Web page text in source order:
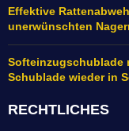
Effektive
unerwünschten
Softeinzugschublade
Schublade wieder in
RECHTLICHES